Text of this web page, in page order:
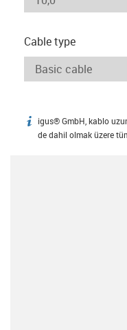
Cable type
igus-icon-info
igus® GmbH, kablo
de dahil olmak üzere